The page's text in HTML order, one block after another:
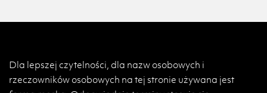
Dla lepszej czytelności, dla nazw osobowych i
rzeczowników osobowych na tej stronie używana jest